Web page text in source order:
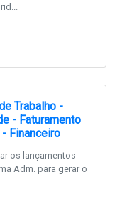
Trabalho -
- Faturamento
Financeiro
os lançamentos
Adm. para gerar o